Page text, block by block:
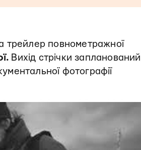
трейлер повнометражної
Вихід стрічки
фотографії